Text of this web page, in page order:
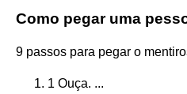
Como pegar uma
9 passos para pegar o
1 Ouça. ...